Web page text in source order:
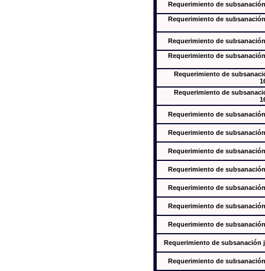
Requerimiento de
Requerimiento de
Requerimiento de
Requerimiento de
Requerimiento de
Requerimiento de
Requerimiento de
Requerimiento de
Requerimiento de
Requerimiento de
Requerimiento de
Requerimiento de
Requerimiento de
Requerimiento de subsanación
Requerimiento de